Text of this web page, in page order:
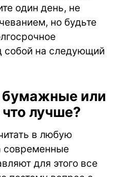
один день, не
но будьте
собой на следующий
или
лучше?
в любую
современные
для этого все